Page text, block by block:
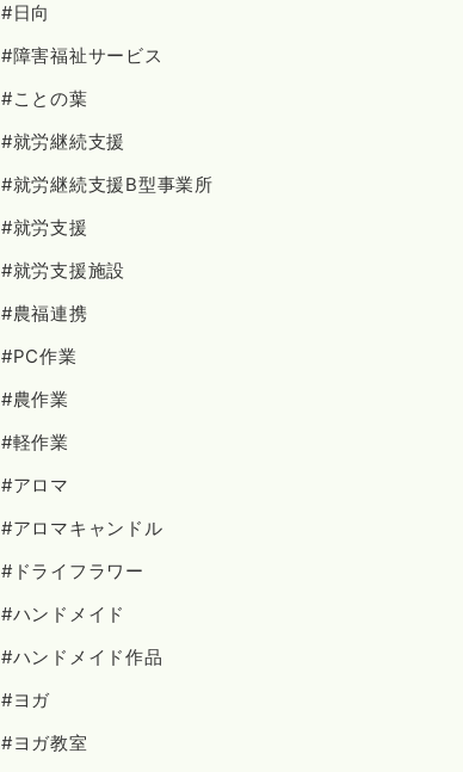
#日向
#障害福祉サービス
#ことの葉
#就労継続支援
#就労継続支援B型事業所
#就労支援
#就労支援施設
#農福連携
#PC作業
#農作業
#軽作業
#アロマ
#アロマキャンドル
#ドライフラワー
#ハンドメイド
#ハンドメイド作品
#ヨガ
#ヨガ教室